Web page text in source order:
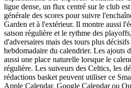
ligue dense, un flux centré sur le club
générale des scores pour suivre
Garden et à l'extérieur. Il montre aussi
saison régulière et le rythme des
d'adversaires mais des tours plus
hebdomadaire du calendrier. Les ajouts
aussi une place naturelle lorsque le
régulière. Les suiveurs des Celtics, les
rédactions basket peuvent utiliser ce
Apple Calendar, Google Calendar ou